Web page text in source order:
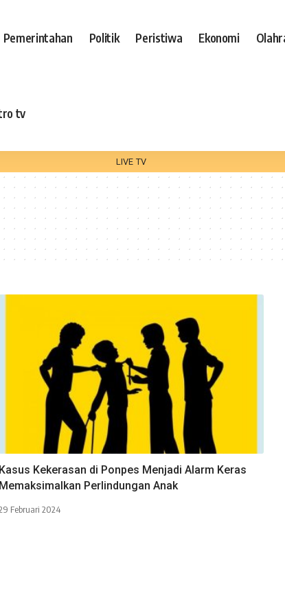
Pemerintahan Politik Peristiwa Ekonomi
tv
LIVE TV
Kasus Kekerasan di Ponpes Menjadi Alarm Keras
Memaksimalkan Perlindungan Anak
Februari 2024